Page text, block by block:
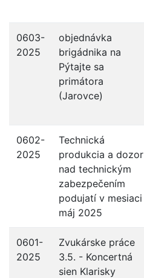
0603-
2025
objednávka
brigádnika na
Pýtajte sa
primátora
(Jarovce)
0602-
2025
Technická
produkcia a dozor
nad technickým
zabezpečením
podujatí v mesiaci
máj 2025
0601-
2025
Zvukárske práce
3.5. - Koncertná
sien Klarisky